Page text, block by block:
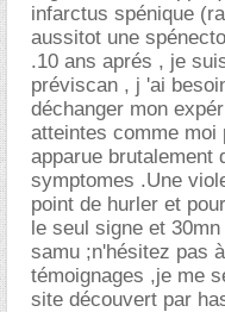
infarctus spénique
aussitot une
.10 ans aprés , je
préviscan , j 'ai
déchanger mon
atteintes comme moi
apparue brutalement
symptomes .Une
point de hurler et
le seul signe et
samu ;n'hésitez pas
témoignages ,je me
site découvert par